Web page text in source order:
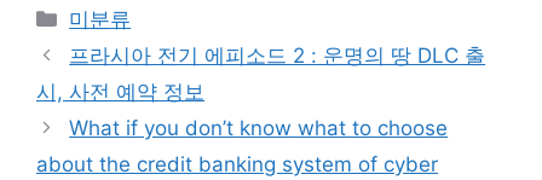
Categories
미분류
프라시아 전기 에피소드 2 : 운명의 땅 DLC 출
시, 사전 예약 정보
What if you don’t know what to choose
about the credit banking system of cyber